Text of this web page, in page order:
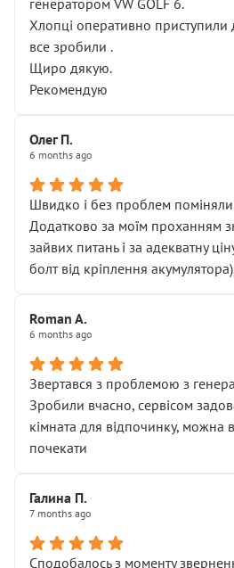
генератором VW GOLF 6.
Хлопці оперативно
все зробили .
Щиро дякую.
Рекомендую
Олег П.
6 months ago
Швидко і без проблем поміняли
Додатково за моїм проханням
зайвих питань і за адекватну
болт від кріплення
Roman A.
6 months ago
Звертався з проблемою з
Зробили вчасно, сервісом
кімната для відпочинку, можна
почекати
Галина П.
7 months ago
Сподобалось з моменту